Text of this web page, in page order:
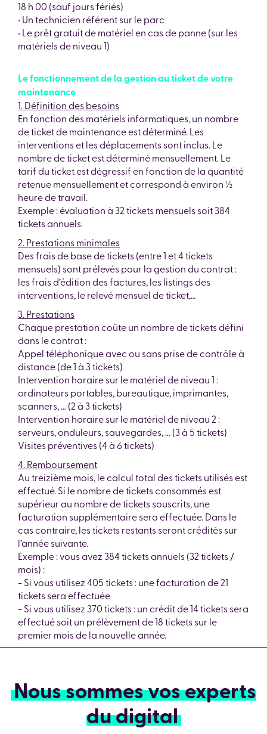
18 h 00 (sauf jours fériés)
• Un technicien référent sur le parc
• Le prêt gratuit de matériel en cas de panne (sur les
matériels de niveau 1)
Le fonctionnement de la gestion au ticket de votre
maintenance
1. Définition des besoins
En fonction des matériels informatiques, un nombre
de ticket de maintenance est déterminé. Les
interventions et les déplacements sont inclus. Le
nombre de ticket est déterminé mensuellement. Le
tarif du ticket est dégressif en fonction de la quantité
retenue mensuellement et correspond à environ ½
heure de travail.
Exemple : évaluation à 32 tickets mensuels soit 384
tickets annuels.
2. Prestations minimales
Des frais de base de tickets (entre 1 et 4 tickets
mensuels) sont prélevés pour la gestion du contrat :
les frais d’édition des factures, les listings des
interventions, le relevé mensuel de ticket,…
3. Prestations
Chaque prestation coûte un nombre de tickets défini
dans le contrat :
Appel téléphonique avec ou sans prise de contrôle à
distance (de 1 à 3 tickets)
Intervention horaire sur le matériel de niveau 1 :
ordinateurs portables, bureautique, imprimantes,
scanners, … (2 à 3 tickets)
Intervention horaire sur le matériel de niveau 2 :
serveurs, onduleurs, sauvegardes, … (3 à 5 tickets)
Visites préventives (4 à 6 tickets)
4. Remboursement
Au treizième mois, le calcul total des tickets utilisés est
effectué. Si le nombre de tickets consommés est
supérieur au nombre de tickets souscrits, une
facturation supplémentaire sera effectuée. Dans le
cas contraire, les tickets restants seront crédités sur
l’année suivante.
Exemple : vous avez 384 tickets annuels (32 tickets /
mois) :
- Si vous utilisez 405 tickets : une facturation de 21
tickets sera effectuée
- Si vous utilisez 370 tickets : un crédit de 14 tickets sera
effectué soit un prélèvement de 18 tickets sur le
premier mois de la nouvelle année.
Nous sommes vos experts
du digital